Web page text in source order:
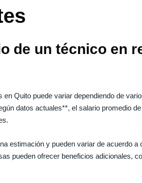
de un técnico en
Quito puede variar dependiendo de
datos actuales**, el salario promedio
estimación y pueden variar de acuerdo
pueden ofrecer beneficios adicionales,